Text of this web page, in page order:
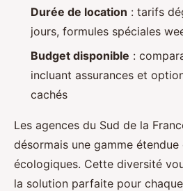
Durée de location : tarifs
jours, formules spéciales
Budget disponible :
incluant assurances et
cachés
Les agences du Sud de la
désormais une gamme étendue
écologiques. Cette diversité
la solution parfaite pour